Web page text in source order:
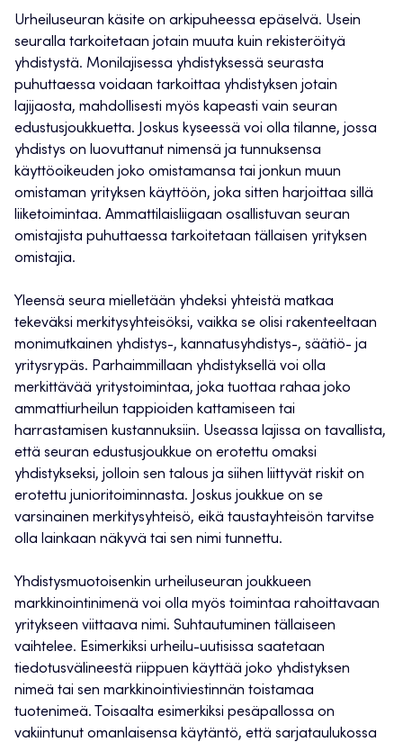
Urheiluseuran käsite on arkipuheessa epäselvä. Usein
seuralla tarkoitetaan jotain muuta kuin rekisteröityä
yhdistystä. Monilajisessa yhdistyksessä seurasta
puhuttaessa voidaan tarkoittaa yhdistyksen jotain
lajijaosta, mahdollisesti myös kapeasti vain seuran
edustusjoukkuetta. Joskus kyseessä voi olla tilanne, jossa
yhdistys on luovuttanut nimensä ja tunnuksensa
käyttöoikeuden joko omistamansa tai jonkun muun
omistaman yrityksen käyttöön, joka sitten harjoittaa sillä
liiketoimintaa. Ammattilaisliigaan osallistuvan seuran
omistajista puhuttaessa tarkoitetaan tällaisen yrityksen
omistajia.
Yleensä seura mielletään yhdeksi yhteistä matkaa
tekeväksi merkitysyhteisöksi, vaikka se olisi rakenteeltaan
monimutkainen yhdistys-, kannatusyhdistys-, säätiö- ja
yritysrypäs. Parhaimmillaan yhdistyksellä voi olla
merkittävää yritystoimintaa, joka tuottaa rahaa joko
ammattiurheilun tappioiden kattamiseen tai
harrastamisen kustannuksiin. Useassa lajissa on tavallista,
että seuran edustusjoukkue on erotettu omaksi
yhdistykseksi, jolloin sen talous ja siihen liittyvät riskit on
erotettu junioritoiminnasta. Joskus joukkue on se
varsinainen merkitysyhteisö, eikä taustayhteisön tarvitse
olla lainkaan näkyvä tai sen nimi tunnettu.
Yhdistysmuotoisenkin urheiluseuran joukkueen
markkinointinimenä voi olla myös toimintaa rahoittavaan
yritykseen viittaava nimi. Suhtautuminen tällaiseen
vaihtelee. Esimerkiksi urheilu-uutisissa saatetaan
tiedotusvälineestä riippuen käyttää joko yhdistyksen
nimeä tai sen markkinointiviestinnän toistamaa
tuotenimeä. Toisaalta esimerkiksi pesäpallossa on
vakiintunut omanlaisensa käytäntö, että sarjataulukossa